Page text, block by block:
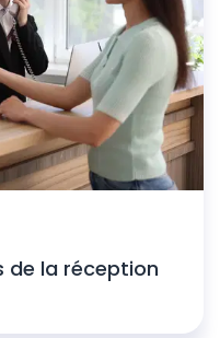
de la réception